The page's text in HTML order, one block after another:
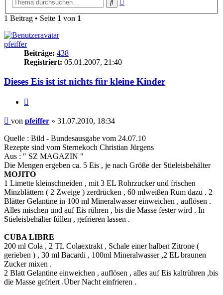
Suche
1 Beitrag • Seite 1 von 1
pfeiffer
Beiträge: 438
Registriert: 05.01.2007, 21:40
Dieses Eis ist ist nichts für kleine Kinder
Beitrag
von pfeiffer » 31.07.2010, 18:34
Quelle : Bild - Bundesausgabe vom 24.07.10
Rezepte sind vom Sternekoch Christian Jürgens
Aus : " SZ MAGAZIN "
Die Mengen ergeben ca. 5 Eis , je nach Größe der Stieleisbehälter
MOJITO
1 Limette kleinschneiden , mit 3 EL Rohrzucker und frischen
Minzblättern ( 2 Zweige ) zerdrücken , 60 mlweißen Rum dazu . 2
Blätter Gelantine in 100 ml Mineralwasser einweichen , auflösen .
Alles mischen und auf Eis rühren , bis die Masse fester wird . In
Stieleisbehälter füllen , gefrieren lassen .
CUBA LIBRE
200 ml Cola , 2 TL Colaextrakt , Schale einer halben Zitrone (
gerieben ) , 30 ml Bacardi , 100ml Mineralwasser ,2 EL braunen
Zucker mixen .
2 Blatt Gelantine einweichen , auflösen , alles auf Eis kaltrühren ,bis
die Masse gefriert .Über Nacht einfrieren .